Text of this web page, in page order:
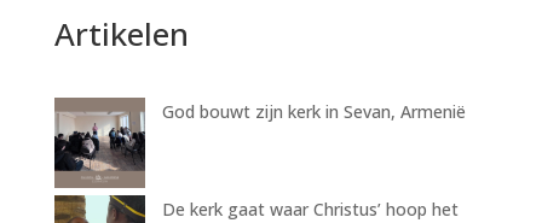
Artikelen
God bouwt zijn kerk in Sevan, Armenië
De kerk gaat waar Christus’ hoop het